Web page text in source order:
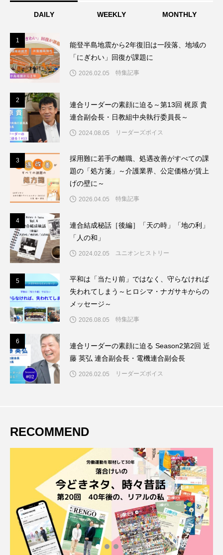
DAILY WEEKLY MONTHLY
1
能登半島地震から2年復旧は一段落、地域の
「にぎわい」回復が課題に
2026.02.05 特集記事
2
連合リーダーの素顔に迫る～第13回 梶原 貴
連合副会長・日教組中央執行委員長～
2024.08.05 リーダーズボイス
3
採用難に若手の離職、処遇改善がすべての課
題の「処方箋」～介護業界、公定価格が賃上
げの壁に～
2026.04.05 特集記事
4
連合結成秘話［後編］「天の時」「地の利」
「人の和」
2024.02.05 ユニオンヒストリー
5
平和は「当たり前」ではなく、守らなければ
失われてしまう～ヒロシマ・ナガサキからの
メッセージ～
2026.08.05 特集記事
6
連合リーダーの素顔に迫る Season2第2回 近
藤 英弘 連合副会長・電機連合副会長
2026.02.05 リーダーズボイス
RECOMMEND